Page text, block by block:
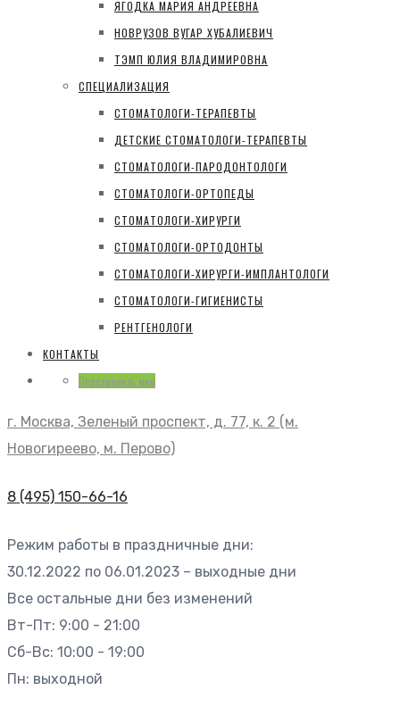
ЯГОДКА МАРИЯ АНДРЕЕВНА
НОВРУЗОВ ВУГАР ХУБАЛИЕВИЧ
ТЭМП ЮЛИЯ ВЛАДИМИРОВНА
СПЕЦИАЛИЗАЦИЯ
СТОМАТОЛОГИ-ТЕРАПЕВТЫ
ДЕТСКИЕ СТОМАТОЛОГИ-ТЕРАПЕВТЫ
СТОМАТОЛОГИ-ПАРОДОНТОЛОГИ
СТОМАТОЛОГИ-ОРТОПЕДЫ
СТОМАТОЛОГИ-ХИРУРГИ
СТОМАТОЛОГИ-ОРТОДОНТЫ
СТОМАТОЛОГИ-ХИРУРГИ-ИМПЛАНТОЛОГИ
СТОМАТОЛОГИ-ГИГИЕНИСТЫ
РЕНТГЕНОЛОГИ
КОНТАКТЫ
Перезвонить мне
г. Москва, Зеленый проспект, д. 77, к. 2 (м.
Новогиреево, м. Перово)
8 (495) 150-66-16
Режим работы в праздничные дни:
30.12.2022 по 06.01.2023 – выходные дни
Все остальные дни без изменений
Вт-Пт: 9:00 - 21:00
Сб-Вс: 10:00 - 19:00
Пн: выходной